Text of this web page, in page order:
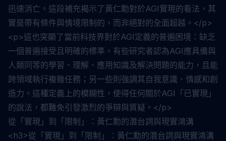
迅速消亡。這段補充揭示了黃仁勳對於AGI實現的看法，其
實是帶有條件與情境限制的，而非絕對的全面超越。</p>
<p>這也突顯了當前科技界對於AGI定義的普遍困境：缺乏
一個普遍接受且明確的標準。有些研究者認為AGI應具備與
人類同等的學習、理解、應用知識及解決問題的能力，且能
跨領域執行複雜任務；另一些則強調其自我意識、情感和創
造力。這種定義上的模糊性，使得任何關於AGI「已實現」
的說法，都難免引發激烈的爭辯與質疑。</p>
從「實現」到「限制」：黃仁勳的潛台詞與現實鴻溝
<h3>從「實現」到「限制」：黃仁勳的潛台詞與現實鴻溝